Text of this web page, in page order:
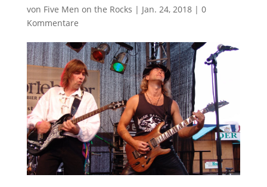
von Five Men on the Rocks | Jan. 24, 2018| 0
Kommentare